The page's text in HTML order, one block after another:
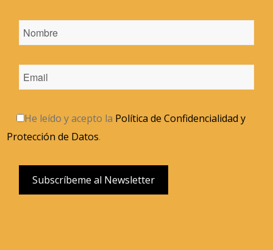
He leído y acepto la Política de Confidencialidad y
Protección de Datos.